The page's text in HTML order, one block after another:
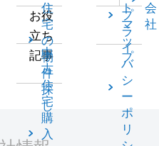
住
宅
の
物
件
探
し
お役
立ち
記事
中
古
住
宅
購
入
ト
マ
ッ
プ
会
社
プ
ラ
イ
バ
シ
ー
ポ
リ